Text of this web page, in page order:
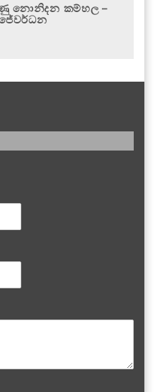
නොනිදන කම්හල –